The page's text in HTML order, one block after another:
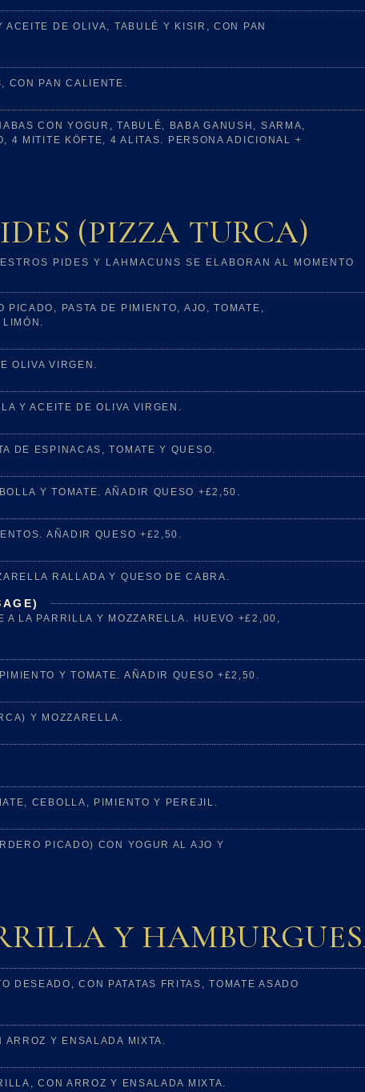
DE OLIVA, TABULÉ Y KISIR, CON PAN
CON PAN CALIENTE.
CON YOGUR, TABULÉ, BABA GANUSH, SARMA,
4 MITITE KÖFTE, 4 ALITAS. PERSONA ADICIONAL +
(PIZZA TURCA)
PIDES Y LAHMACUNS SE ELABORAN AL MOMENTO
PICADO, PASTA DE PIMIENTO, AJO, TOMATE,
OLIVA VIRGEN.
Y ACEITE DE OLIVA VIRGEN.
DE ESPINACAS, TOMATE Y QUESO.
Y TOMATE. AÑADIR QUESO +£2,50.
AÑADIR QUESO +£2,50.
RALLADA Y QUESO DE CABRA.
A LA PARRILLA Y MOZZARELLA. HUEVO +£2,00,
Y TOMATE. AÑADIR QUESO +£2,50.
Y MOZZARELLA.
CEBOLLA, PIMIENTO Y PEREJIL.
PICADO) CON YOGUR AL AJO Y
Y
DESEADO, CON PATATAS FRITAS, TOMATE ASADO
Y ENSALADA MIXTA.
CON ARROZ Y ENSALADA MIXTA.